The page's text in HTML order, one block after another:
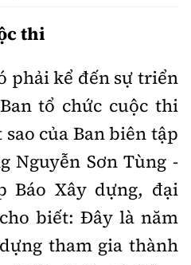
dựng
cấp ngày 1/4/2025.
Hoan, phường Giảng Võ,
Hồng Nga
thi
phải kể đến sự triển
tổ chức cuộc thi
của Ban biên tập
Nguyễn Sơn Tùng -
Báo Xây dựng, đại
biết: Đây là năm
tham gia thành